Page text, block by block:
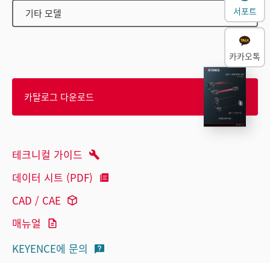
기타 모델
카탈로그 다운로드
테크니컬 가이드
데이터 시트 (PDF)
CAD / CAE
매뉴얼
KEYENCE에 문의
서포트
카카오톡